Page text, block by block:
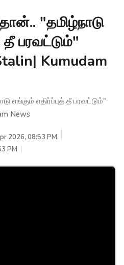
"தமிழ்நாடு
தீ பரவட்டும்"
Kumudam
எங்கும் எதிர்ப்புத் தீ பரவட்டும்"
News
2026, 08:53 PM
PM